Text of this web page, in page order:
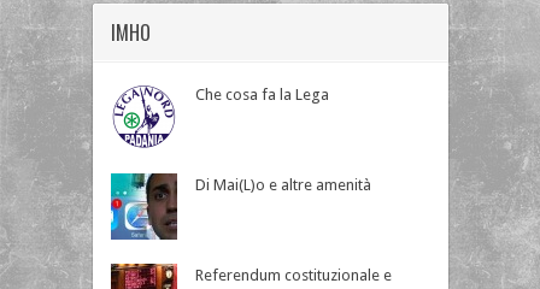
IMHO
Che cosa fa la Lega
Di Mai(L)o e altre amenità
Referendum costituzionale e